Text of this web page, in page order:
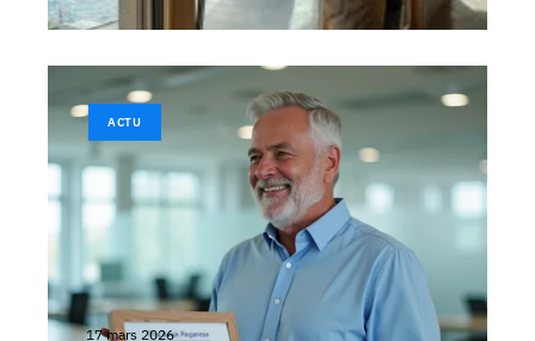
ACTU
17 mars 2026